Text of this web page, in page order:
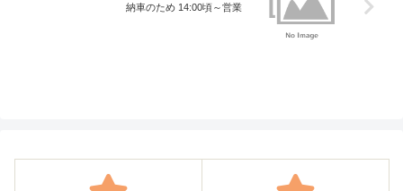
納車のため 14:00頃～営業